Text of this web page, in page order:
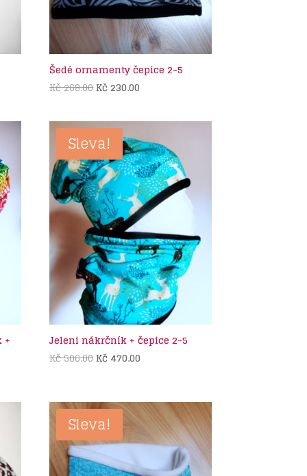
Šedé ornamenty čepice 2-5
Kč268.00 Původní
byla:
Kč 268.00.
Kč 230.00
je:
+
Sleva!
Jeleni nákrčník + čepice 2-5
Kč506.00 Původní
Kč 506.00.
Kč 470.00
Kč 470.00.
Sleva!